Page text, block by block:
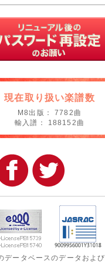
現在取り扱い楽譜数
M8出版： 7782曲
輸入譜： 188152曲
データベースのデータおよび